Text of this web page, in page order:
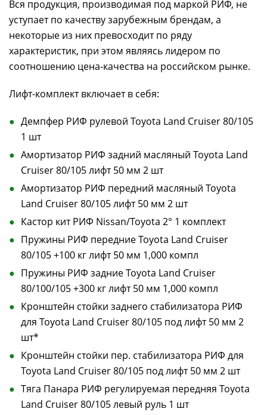
Вся продукция, производимая под маркой РИФ, не
уступает по качеству зарубежным брендам, а
некоторые из них превосходит по ряду
характеристик, при этом являясь лидером по
соотношению цена-качества на российском рынке.
Лифт-комплект включает в себя:
Демпфер РИФ рулевой Toyota Land Cruiser 80/105
1 шт
Амортизатор РИФ задний масляный Toyota Land
Cruiser 80/105 лифт 50 мм 2 шт
Амортизатор РИФ передний масляный Toyota
Land Cruiser 80/105 лифт 50 мм 2 шт
Кастор кит РИФ Nissan/Toyota 2° 1 комплект
Пружины РИФ передние Toyota Land Cruiser
80/105 +100 кг лифт 50 мм 1,000 компл
Пружины РИФ задние Toyota Land Cruiser
80/100/105 +300 кг лифт 50 мм 1,000 компл
Кронштейн стойки заднего стабилизатора РИФ
для Toyota Land Cruiser 80/105 под лифт 50 мм 2
шт*
Кронштейн стойки пер. стабилизатора РИФ для
Toyota Land Cruiser 80/105 под лифт 50 мм 2 шт
Тяга Панара РИФ регулируемая передняя Toyota
Land Cruiser 80/105 левый руль 1 шт